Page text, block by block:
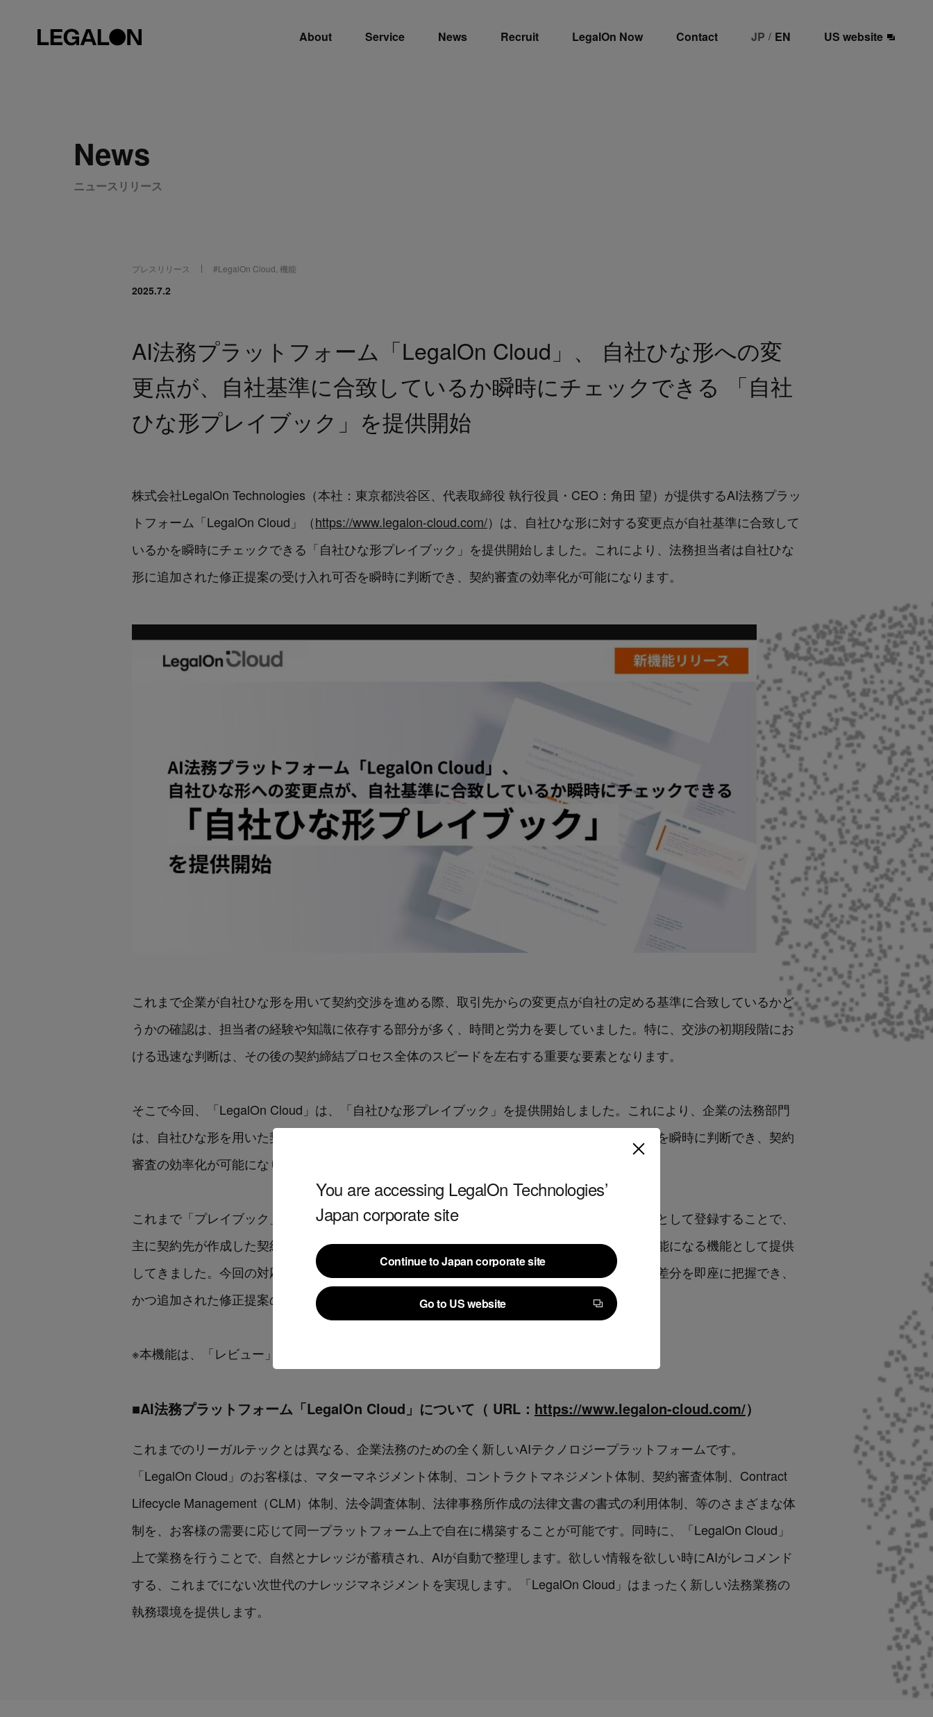
About Service News Recruit LegalOn Now Contact JP / EN US website
You are accessing LegalOn Technologies’
Japan corporate site
Continue to Japan corporate site
Continue to Japan corporate site
Go to US website
Go to US website
News
ニュースリリース
プレスリリース #LegalOn Cloud 機能
2025.7.2
AI法務プラットフォーム「LegalOn Cloud」、 自社ひな形への変
更点が、自社基準に合致しているか瞬時にチェックできる 「自社
ひな形プレイブック」を提供開始
株式会社LegalOn Technologies（本社：東京都渋谷区、代表取締役 執行役員・CEO：角田 望）が提供するAI法務プラッ
トフォーム「LegalOn Cloud」（https://www.legalon-cloud.com/）は、自社ひな形に対する変更点が自社基準に合致して
いるかを瞬時にチェックできる「自社ひな形プレイブック」を提供開始しました。これにより、法務担当者は自社ひな
形に追加された修正提案の受け入れ可否を瞬時に判断でき、契約審査の効率化が可能になります。
これまで企業が自社ひな形を用いて契約交渉を進める際、取引先からの変更点が自社の定める基準に合致しているかど
うかの確認は、担当者の経験や知識に依存する部分が多く、時間と労力を要していました。特に、交渉の初期段階にお
ける迅速な判断は、その後の契約締結プロセス全体のスピードを左右する重要な要素となります。
そこで今回、「LegalOn Cloud」は、「自社ひな形プレイブック」を提供開始しました。これにより、企業の法務部門
は、自社ひな形を用いた契約交渉において、ひな形に追加変更された修正提案の受け入れ可否を瞬時に判断でき、契約
審査の効率化が可能になります。
これまで「プレイブック」機能は、法務担当者が企業独自のレビュー基準をチェックポイントとして登録することで、
主に契約先が作成した契約書に対し、企業固有の基準も踏まえた契約書のリスクチェックが可能になる機能として提供
してきました。今回の対応により、自社ひな形をベースにした契約交渉において、ひな形との差分を即座に把握でき、
かつ追加された修正提案の受け入れ可否を瞬時に判断できるようになります。
※本機能は、「レビュー」モジュールの契約が必要になります。
■AI法務プラットフォーム「LegalOn Cloud」について（ URL： https://www.legalon-cloud.com/）
これまでのリーガルテックとは異なる、企業法務のための全く新しいAIテクノロジープラットフォームです。
「LegalOn Cloud」のお客様は、マターマネジメント体制、コントラクトマネジメント体制、契約審査体制、Contract
Lifecycle Management（CLM）体制、法令調査体制、法律事務所作成の法律文書の書式の利用体制、等のさまざまな体
制を、お客様の需要に応じて同一プラットフォーム上で自在に構築することが可能です。同時に、「LegalOn Cloud」
上で業務を行うことで、自然とナレッジが蓄積され、AIが自動で整理します。欲しい情報を欲しい時にAIがレコメンド
する、これまでにない次世代のナレッジマネジメントを実現します。「LegalOn Cloud」はまったく新しい法務業務の
執務環境を提供します。